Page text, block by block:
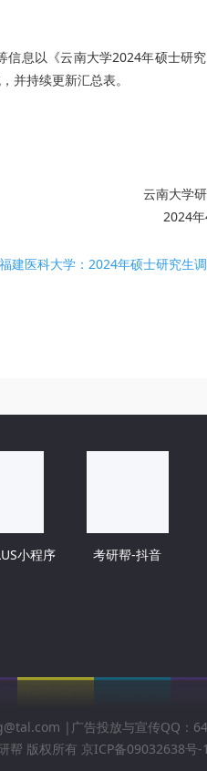
息以《云南大学2024年硕士研
并持续更新汇总表。
云南大学
2024
建医科大学：2024年硕士研究生
小程序 考研帮-抖音
|广告投放与宣传QQ：
帮 版权所有 京ICP备09032638号-